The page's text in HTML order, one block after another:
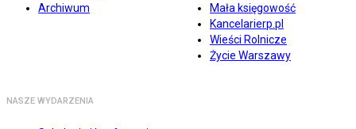
Archiwum
Mała księgowość
Kancelarierp.pl
Wieści Rolnicze
Życie Warszawy
NASZE WYDARZENIA